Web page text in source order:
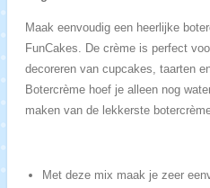
Maak eenvoudig een heerlijke
FunCakes. De crème is perfect
decoreren van cupcakes, taarten
Botercrème hoef je alleen nog
maken van de lekkerste
Met deze mix maak je zeer